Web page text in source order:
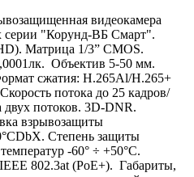
видеокамера
"Корунд-ВБ Смарт".
Матрица 1/3” CMOS.
Объектив 5-50 мм.
сжатия: H.265Al/H.265+
потока до 25 кадров/
двух потоков. 3D-DNR.
взрывозащиты
Степень защиты
-60° ÷ +50°С.
802.3at (PoE+). Габариты,